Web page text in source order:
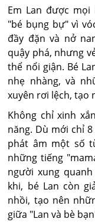
Em Lan được
"bé bụng bự" vì
đầy đặn và nở
quậy phá, nhưng
thể nổi giận. Bé
nhẹ nhàng, và
xuyên rơi lệch, tạo
Không chỉ xinh
năng. Dù mới chỉ
phát âm một số
những tiếng
người xung
khi, bé Lan còn
nhồi, tạo nên
giữa "Lan và bè